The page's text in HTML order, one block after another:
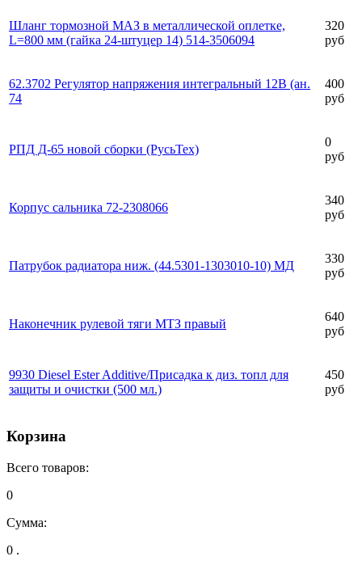
Шланг тормозной МАЗ в металлической оплетке,
L=800 мм (гайка 24-штуцер 14) 514-3506094
320
руб
62.3702 Регулятор напряжения интегральный 12В (ан.
74
400
руб
РПД Д-65 новой сборки (РусьТех)
0
руб
Корпус сальника 72-2308066
340
руб
Патрубок радиатора ниж. (44.5301-1303010-10) МД
330
руб
Наконечник рулевой тяги МТЗ правый
640
руб
9930 Diesel Ester Additive/Присадка к диз. топл для
защиты и очистки (500 мл.)
450
руб
Корзина
Всего товаров:
0
Сумма:
0 .